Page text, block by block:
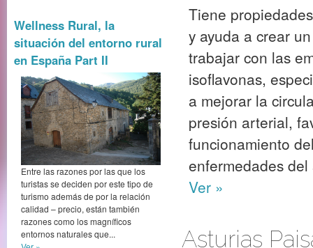
Wellness Rural, la
situación del entorno rural
en España Part II
Entre las razones por las que los
turistas se deciden por este tipo de
turismo además de por la relación
calidad – precio, están también
razones como los magníficos
entornos naturales que...
Tiene
y ayuda a crear
trabajar con las
isoflavonas,
a mejorar la
presión arterial,
funcionamiento
enfermedades del
Ver »
Asturias